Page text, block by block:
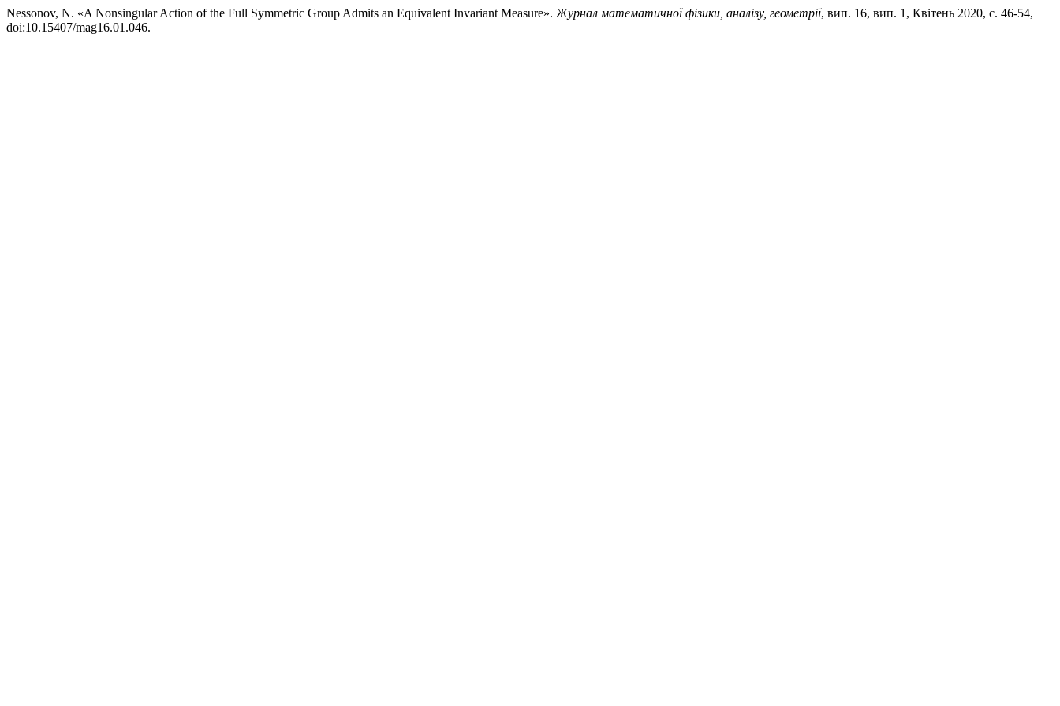
Nessonov, N. «A Nonsingular Action of the Full Symmetric Group Admits an Equivalent Invariant Measure». Журнал математичної фізики, аналізу, геометрії, вип. 16, вип. 1, Квітень 2020, с. 46-54,
doi:10.15407/mag16.01.046.